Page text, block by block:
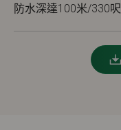
防水深達100米/330呎